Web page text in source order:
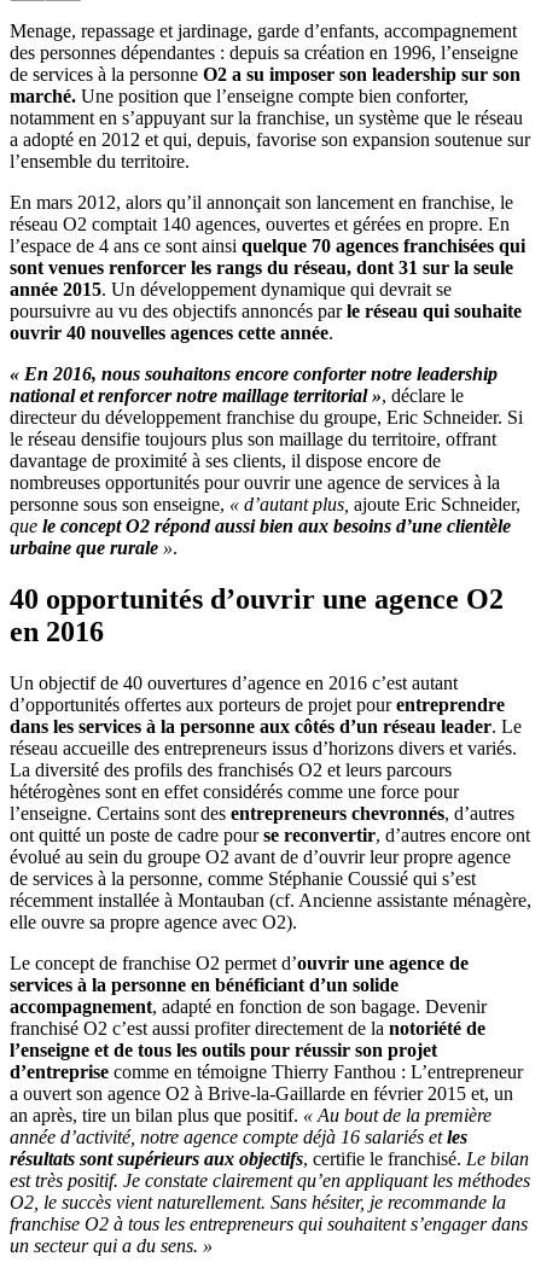
Menage, repassage et jardinage, garde d’enfants, accompagnement
des personnes dépendantes : depuis sa création en 1996, l’enseigne
de services à la personne O2 a su imposer son leadership sur son
marché. Une position que l’enseigne compte bien conforter,
notamment en s’appuyant sur la franchise, un système que le réseau
a adopté en 2012 et qui, depuis, favorise son expansion soutenue sur
l’ensemble du territoire.
En mars 2012, alors qu’il annonçait son lancement en franchise, le
réseau O2 comptait 140 agences, ouvertes et gérées en propre. En
l’espace de 4 ans ce sont ainsi quelque 70 agences franchisées qui
sont venues renforcer les rangs du réseau, dont 31 sur la seule
année 2015. Un développement dynamique qui devrait se
poursuivre au vu des objectifs annoncés parle réseau qui souhaite
ouvrir 40 nouvelles agences cette année.
« En 2016, nous souhaitons encore conforter notre leadership
national et renforcer notre maillage territorial », déclare le
directeur du développement franchise du groupe, Eric Schneider. Si
le réseau densifie toujours plus son maillage du territoire, offrant
davantage de proximité à ses clients, il dispose encore de
nombreuses opportunités pour ouvrir une agence de services à la
personne sous son enseigne, « d’autant plus, ajoute Eric Schneider,
que le concept O2 répond aussi bien aux besoins d’une clientèle
urbaine que rurale ».
40 opportunités d’ouvrir une agence O2
en 2016
Un objectif de 40 ouvertures d’agence en 2016 c’est autant
d’opportunités offertes aux porteurs de projet pourentreprendre
dans les services à la personne aux côtés d’un réseau leader. Le
réseau accueille des entrepreneurs issus d’horizons divers et variés.
La diversité des profils des franchisés O2 et leurs parcours
hétérogènes sont en effet considérés comme une force pour
l’enseigne. Certains sont des entrepreneurs chevronnés, d’autres
ont quitté un poste de cadre pourse reconvertir, d’autres encore ont
évolué au sein du groupe O2 avant de d’ouvrir leur propre agence
de services à la personne, comme Stéphanie Coussié qui s’est
récemment installée à Montauban (cf. Ancienne assistante ménagère,
elle ouvre sa propre agence avec O2).
Le concept de franchise O2 permet d’ouvrir une agence de
services à la personne en bénéficiant d’un solide
accompagnement, adapté en fonction de son bagage. Devenir
franchisé O2 c’est aussi profiter directement de la notoriété de
l’enseigne et de tous les outils pour réussir son projet
d’entreprise comme en témoigne Thierry Fanthou : L’entrepreneur
a ouvert son agence O2 à Brive-la-Gaillarde en février 2015 et, un
an après, tire un bilan plus que positif. « Au bout de la première
année d’activité, notre agence compte déjà 16 salariés et les
résultats sont supérieurs aux objectifs, certifie le franchisé. Le bilan
est très positif. Je constate clairement qu’en appliquant les méthodes
O2, le succès vient naturellement. Sans hésiter, je recommande la
franchise O2 à tous les entrepreneurs qui souhaitent s’engager dans
un secteur qui a du sens. »